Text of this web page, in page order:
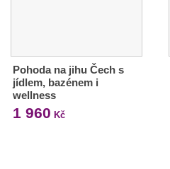
Pohoda na jihu Čech s
jídlem, bazénem i
wellness
1 960 Kč